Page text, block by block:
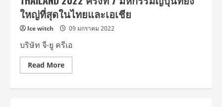
ใหญ่ที่สุดในไทยและเอเชีย
Ice witch 09 มกราคม 2022
บริษัท จี-ยู ครีเอ
Read MoreRead
more